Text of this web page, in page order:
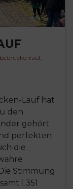
Lauf hat
den
gehört.
perfekten
die
Stimmung
1.351